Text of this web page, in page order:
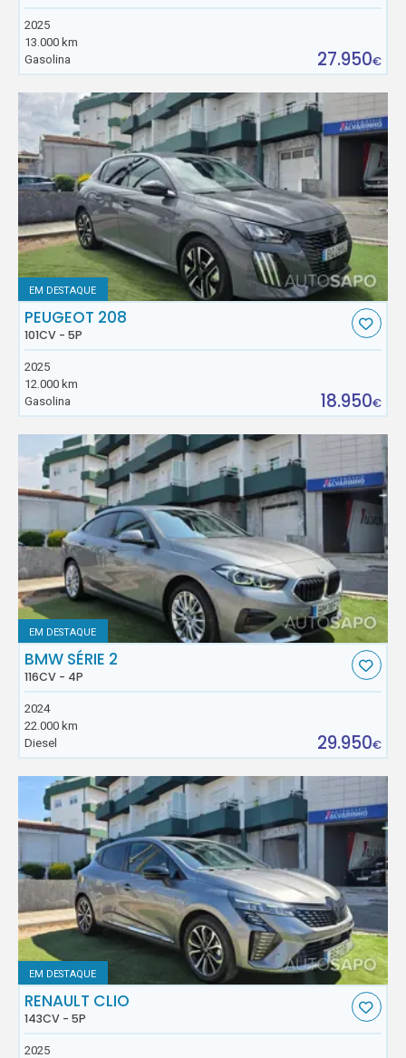
2025
13.000 km
Gasolina
27.950€
EM DESTAQUE
PEUGEOT 208
101CV - 5P
2025
12.000 km
Gasolina
18.950€
EM DESTAQUE
BMW SÉRIE 2
116CV - 4P
2024
22.000 km
Diesel
29.950€
EM DESTAQUE
RENAULT CLIO
143CV - 5P
2025